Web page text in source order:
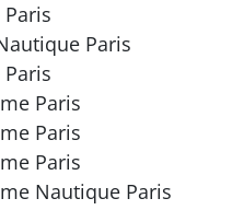
Paris
Paris
Paris
Paris
Nautique Paris